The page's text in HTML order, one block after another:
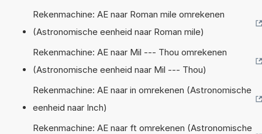
Rekenmachine: AE naar Roman mile omrekenen
(Astronomische eenheid naar Roman mile)
Rekenmachine: AE naar Mil --- Thou omrekenen
(Astronomische eenheid naar Mil --- Thou)
Rekenmachine: AE naar in omrekenen (Astronomische
eenheid naar Inch)
Rekenmachine: AE naar ft omrekenen (Astronomische